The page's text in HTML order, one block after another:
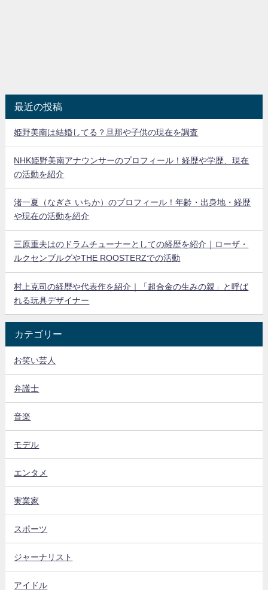
最近の投稿
姫野美南は結婚してる？旦那や子供の現在を調査
NHK姫野美南アナウンサーのプロフィール！経歴や学歴、現在
の活動を紹介
渚一夏（なぎさ いちか）のプロフィール！年齢・出身地・経歴
や現在の活動を紹介
三原重夫はのドラムチューナーとしての経歴を紹介｜ローザ・
ルクセンブルグやTHE ROOSTERZでの活動
村上克司の経歴や代表作を紹介｜「超合金の生みの親」と呼ば
れる玩具デザイナー
カテゴリー
お笑い芸人
弁護士
音楽
モデル
エンタメ
実業家
スポーツ
ジャーナリスト
アイドル